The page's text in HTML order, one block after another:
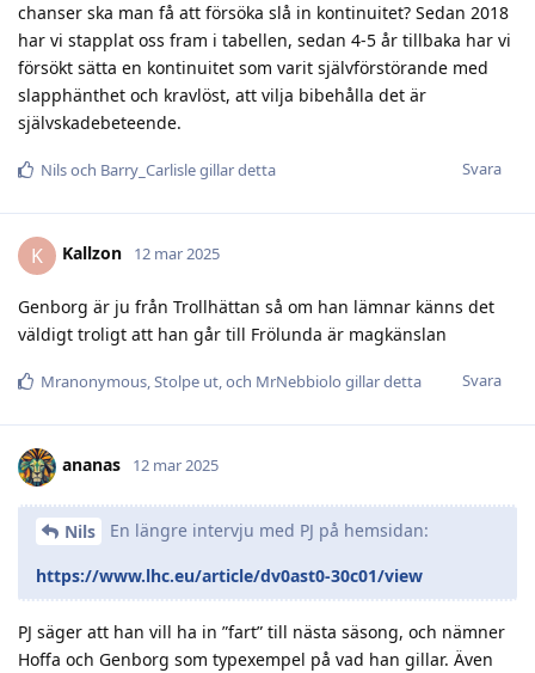
chanser ska man få att försöka slå in kontinuitet? Sedan 2018
har vi stapplat oss fram i tabellen, sedan 4-5 år tillbaka har vi
försökt sätta en kontinuitet som varit självförstörande med
slapphänthet och kravlöst, att vilja bibehålla det är
självskadebeteende.
Svara
Nilsoch Barry_Carlislegillar detta
K Kallzon 12 mar 2025
Genborg är ju från Trollhättan så om han lämnar känns det
väldigt troligt att han går till Frölunda är magkänslan
Svara
Mranonymous,Stolpe ut, och MrNebbiolo gillar detta
ananas 12 mar 2025
Nils En längre intervju med PJ på hemsidan:
https://www.lhc.eu/article/dv0ast0-30c01/view
PJ säger att han vill ha in ”fart” till nästa säsong, och nämner
Hoffa och Genborg som typexempel på vad han gillar. Även